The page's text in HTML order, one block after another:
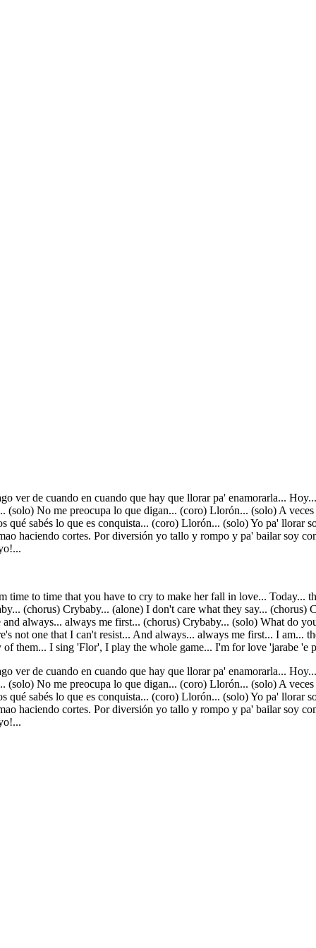
ver de cuando en cuando que hay que llorar pa' enamorarla...
No me preocupa lo que digan... (coro) Llorón... (solo) A
sabés lo que es conquista... (coro) Llorón... (solo) Yo pa' llorar
haciendo cortes. Por diversión yo tallo y rompo y pa' bailar soy
to time that you have to cry to make her fall in love... Today...
(chorus) Crybaby... (alone) I don't care what they say... (chorus)
always... always me first... (chorus) Crybaby... (solo) What do
not one that I can't resist... And always... always me first... I am...
them... I sing 'Flor', I play the whole game... I'm for love 'jarabe 'e
ver de cuando en cuando que hay que llorar pa' enamorarla...
No me preocupa lo que digan... (coro) Llorón... (solo) A
sabés lo que es conquista... (coro) Llorón... (solo) Yo pa' llorar
haciendo cortes. Por diversión yo tallo y rompo y pa' bailar soy